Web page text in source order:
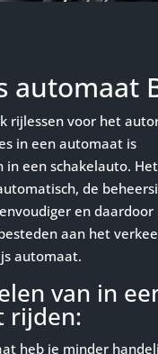
automaat
rijlessen voor het
in een automaat is
in een schakelauto. Het
de
en daardoor
aan het
automaat.
van in
rijden:
heb je minder